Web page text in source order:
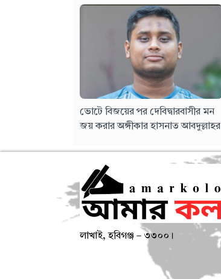
ভোটে বিজয়ের পর দেবিদ্বারবাসীর মন
জয় করার অঙ্গীকার হাসনাত আবদুল্লাহর
লাখাই, হবিগঞ্জ – ৩৩০০।